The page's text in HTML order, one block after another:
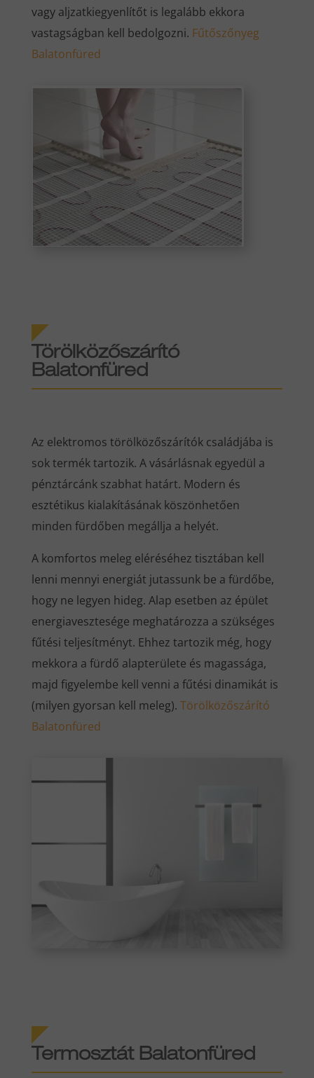
vagy aljzatkiegyenlítőt is legalább ekkora
vastagságban kell bedolgozni. Fűtőszőnyeg
Balatonfüred
Törölközőszárító
Balatonfüred
Az elektromos törölközőszárítók családjába is
sok termék tartozik. A vásárlásnak egyedül a
pénztárcánk szabhat határt. Modern és
esztétikus kialakításának köszönhetően
minden fürdőben megállja a helyét.
A komfortos meleg eléréséhez tisztában kell
lenni mennyi energiát jutassunk be a fürdőbe,
hogy ne legyen hideg. Alap esetben az épület
energiavesztesége meghatározza a szükséges
fűtési teljesítményt. Ehhez tartozik még, hogy
mekkora a fürdő alapterülete és magassága,
majd figyelembe kell venni a fűtési dinamikát is
(milyen gyorsan kell meleg). Törölközőszárító
Balatonfüred
Termosztát Balatonfüred